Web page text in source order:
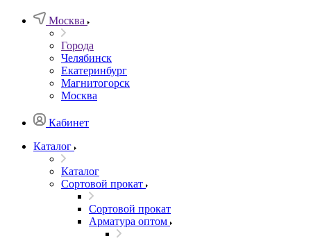
Москва
Города
Челябинск
Екатеринбург
Магнитогорск
Москва
Кабинет
Каталог
Каталог
Сортовой прокат
Сортовой прокат
Арматура оптом